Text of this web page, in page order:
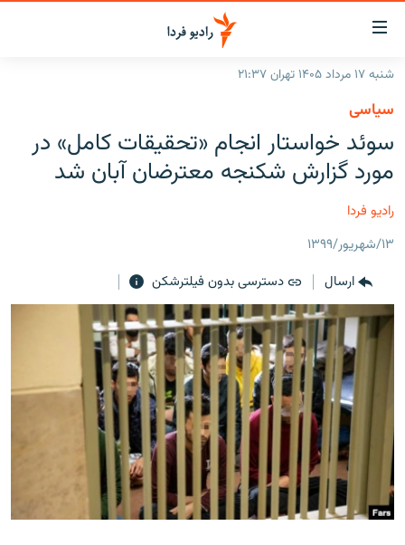
لینک‌های
قابلیت
دسترسی
بازگشت
منوی
اصلی
رفتن
به
صفحه
جهان
فرکانس‌ها
پادکست
چندرسانه‌ای
گزارش‌های تصویری
گزارش‌های ویدئویی
زنان فردا
English
به ما بپیوندید
زبان‌های دیگر
شنبه ۱۷ مرداد ۱۴۰۵ تهران ۲۱:۳۷
سیاسی
سوئد خواستار انجام «تحقیقات کامل» در
مورد گزارش شکنجه معترضان آبان شد
رادیو فردا
۱۳/شهریور/۱۳۹۹
ارسال
دسترسی بدون فیلترشکن